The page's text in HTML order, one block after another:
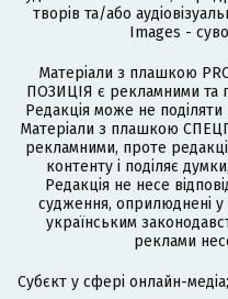
творів та/або
Images -
Матеріали з плашкою
ПОЗИЦІЯ є рекламними та
Редакція може не
Матеріали з плашкою
рекламними, проте
контенту і поділяє
Редакція не несе
судження, оприлюднені у
українським
реклами
Cубєкт у сфері онлайн-